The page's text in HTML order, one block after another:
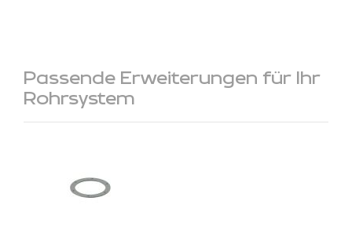
Passende Erweiterungen für Ihr
Rohrsystem